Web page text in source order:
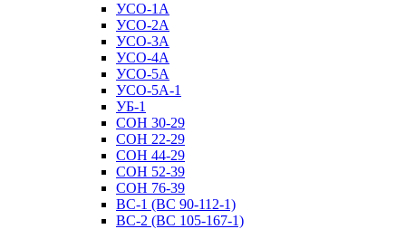
УСО-1А
УСО-2А
УСО-3А
УСО-4А
УСО-5А
УСО-5А-1
УБ-1
СОН 30-29
СОН 22-29
СОН 44-29
СОН 52-39
СОН 76-39
ВС-1 (ВС 90-112-1)
ВС-2 (ВС 105-167-1)